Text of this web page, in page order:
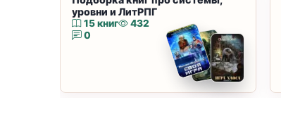
уровни и ЛитРПГ
15 книг
432
0